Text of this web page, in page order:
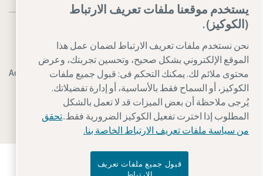
Legal & Privacy Notices إدارة ملفات تعريف الارتباطAccessibility
Sitemap
© 2026 Atlas Copco AB
التكنولوجيا التي تغير المستقبل. قوموا بزيارة
يستخدم موقعنا ملفات تعريف الارتباط
(الكوكيز).
نحن نستخدم ملفات تعريف الارتباط لضمان عمل هذا
الموقع الإلكتروني بشكل صحيح، وتحسين تجربتك، وعرض
محتوى ملائم لك. يمكنك التحكم فى: قبول جميع ملفات
الكوكيز، أو السماح فقط بالأساسية، أو إدارة تفضيلاتك.
يُرجى ملاحظة أن بعض الميزات قد لا تعمل بالشكل
المطلوب إذا اخترت تفعيل الكوكيز الضرورية فقط..تحقق
من سياسة ملفات تعريف الارتباط الخاصة بنا.
قبول جميع ملفات تعريف